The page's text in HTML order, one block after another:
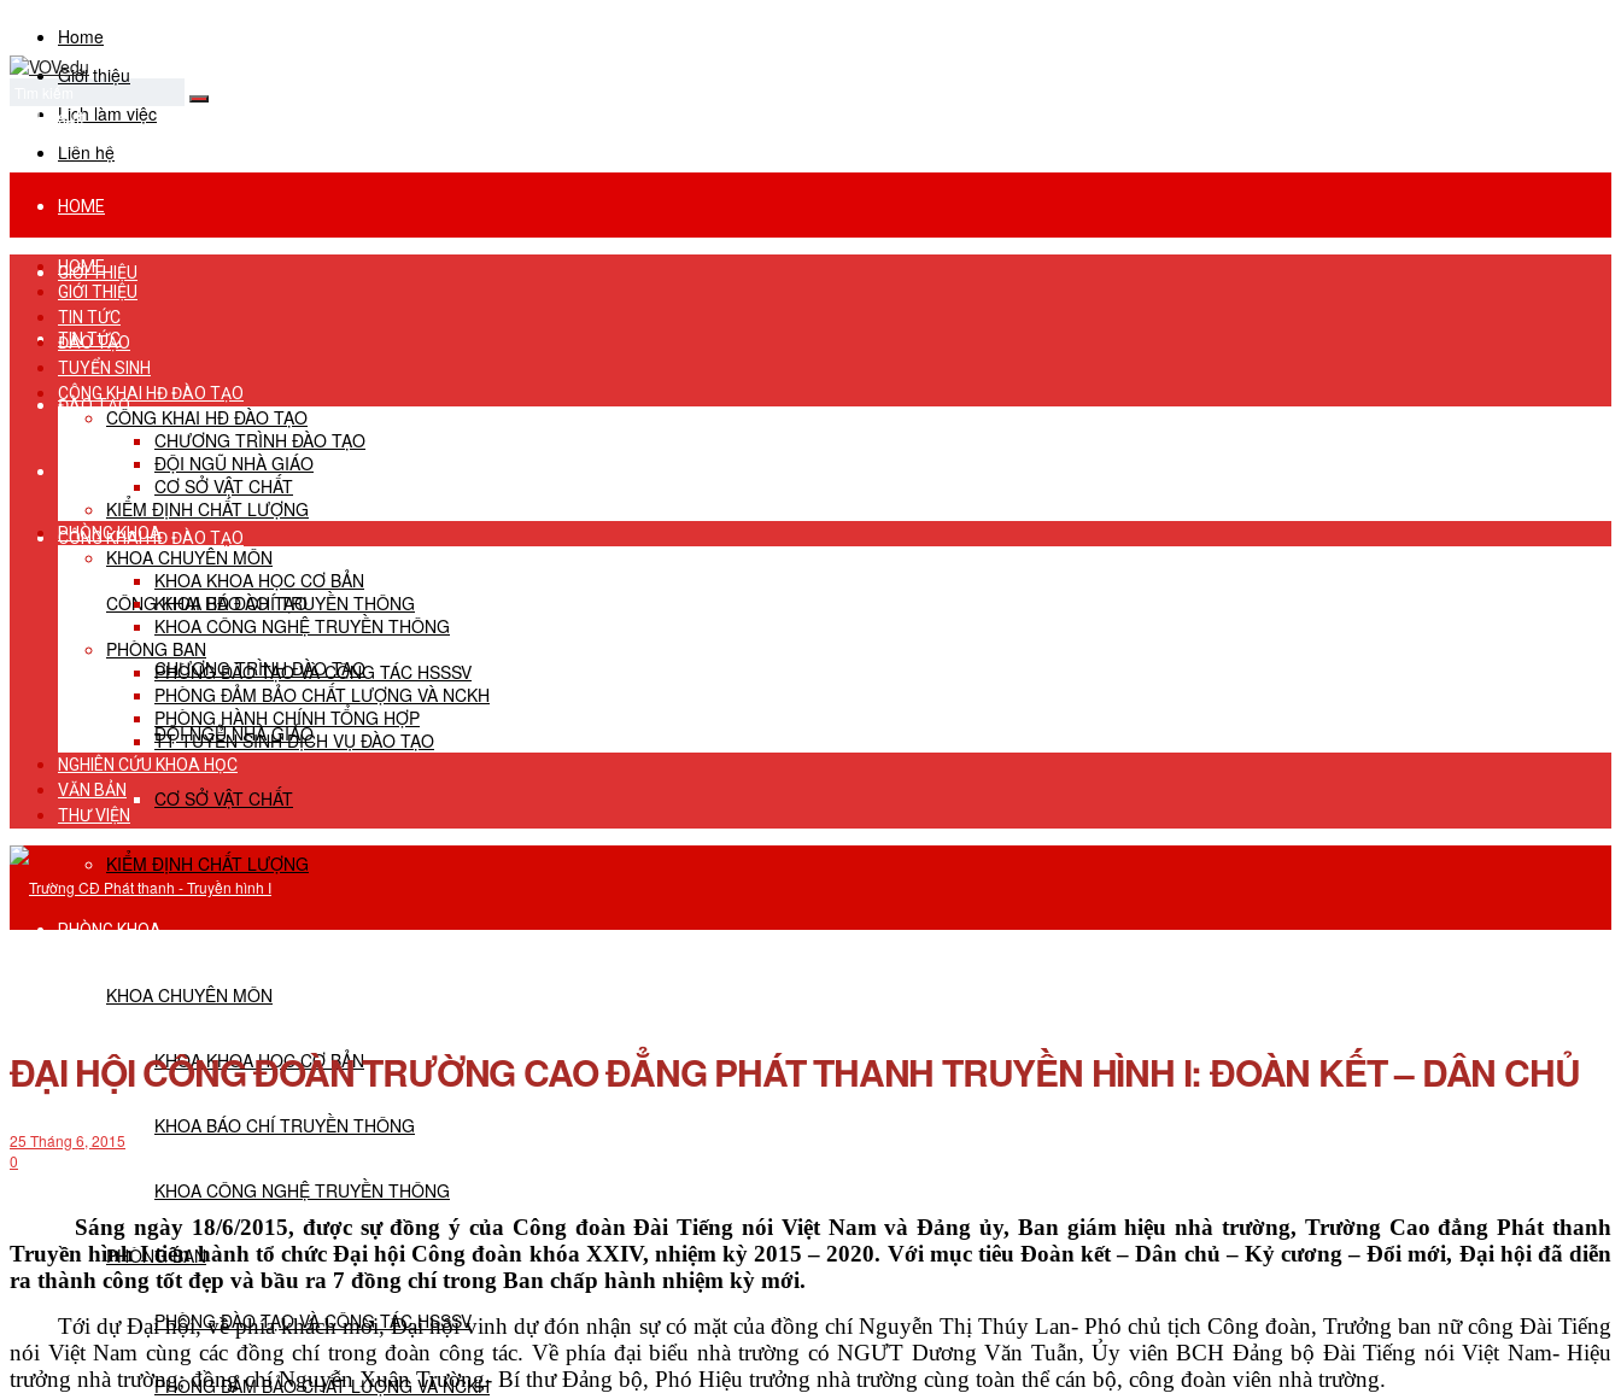
Home
Giới thiệu
Lịch làm việc
Liên hệ
No Result
View All Result
HOME
GIỚI THIỆU
TIN TỨC
ĐÀO TẠO
TUYỂN SINH
CÔNG KHAI HĐ ĐÀO TẠO
CÔNG KHAI HĐ ĐÀO TẠO
CHƯƠNG TRÌNH ĐÀO TẠO
ĐỘI NGŨ NHÀ GIÁO
CƠ SỞ VẬT CHẤT
KIỂM ĐỊNH CHẤT LƯỢNG
PHÒNG KHOA
KHOA CHUYÊN MÔN
KHOA KHOA HỌC CƠ BẢN
KHOA BÁO CHÍ TRUYỀN THÔNG
KHOA CÔNG NGHỆ TRUYỀN THÔNG
PHÒNG BAN
PHÒNG ĐÀO TẠO VÀ CÔNG TÁC HSSSV
PHÒNG ĐẢM BẢO CHẤT LƯỢNG VÀ NCKH
HOME
GIỚI THIỆU
TIN TỨC
ĐÀO TẠO
TUYỂN SINH
CÔNG KHAI HĐ ĐÀO TẠO
CÔNG KHAI HĐ ĐÀO TẠO
CHƯƠNG TRÌNH ĐÀO TẠO
ĐỘI NGŨ NHÀ GIÁO
CƠ SỞ VẬT CHẤT
KIỂM ĐỊNH CHẤT LƯỢNG
PHÒNG KHOA
KHOA CHUYÊN MÔN
KHOA KHOA HỌC CƠ BẢN
KHOA BÁO CHÍ TRUYỀN THÔNG
KHOA CÔNG NGHỆ TRUYỀN THÔNG
PHÒNG BAN
PHÒNG ĐÀO TẠO VÀ CÔNG TÁC HSSSV
PHÒNG ĐẢM BẢO CHẤT LƯỢNG VÀ NCKH
PHÒNG HÀNH CHÍNH TỔNG HỢP
TT TUYỂN SINH DỊCH VỤ ĐÀO TẠO
NGHIÊN CỨU KHOA HỌC
VĂN BẢN
THƯ VIỆN
ĐẠI HỘI CÔNG ĐOÀN TRƯỜNG CAO ĐẲNG PHÁT THANH TRUYỀN HÌNH I: ĐOÀN KẾT – DÂN CHỦ
25 Tháng 6, 2015
0
Sáng ngày 18/6/2015, được sự đồng ý của Công đoàn Đài Tiếng nói Việt Nam và Đảng ủy, Ban giám hiệu nhà trường, Trường Cao đẳng Phát thanh
Truyền hình I tiến hành tổ chức Đại hội Công đoàn khóa XXIV, nhiệm kỳ 2015 – 2020. Với mục tiêu Đoàn kết – Dân chủ – Kỷ cương – Đổi mới, Đại hội đã diễn
ra thành công tốt đẹp và bầu ra 7 đồng chí trong Ban chấp hành nhiệm kỳ mới.
Tới dự Đại hội, về phía khách mời, Đại hội vinh dự đón nhận sự có mặt của đồng chí Nguyễn Thị Thúy Lan- Phó chủ tịch Công đoàn, Trưởng ban nữ công Đài Tiếng
nói Việt Nam cùng các đồng chí trong đoàn công tác. Về phía đại biểu nhà trường có NGƯT Dương Văn Tuẫn, Ủy viên BCH Đảng bộ Đài Tiếng nói Việt Nam- Hiệu
trưởng nhà trường; đồng chí Nguyễn Xuân Trường- Bí thư Đảng bộ, Phó Hiệu trưởng nhà trường cùng toàn thể cán bộ, công đoàn viên nhà trường.